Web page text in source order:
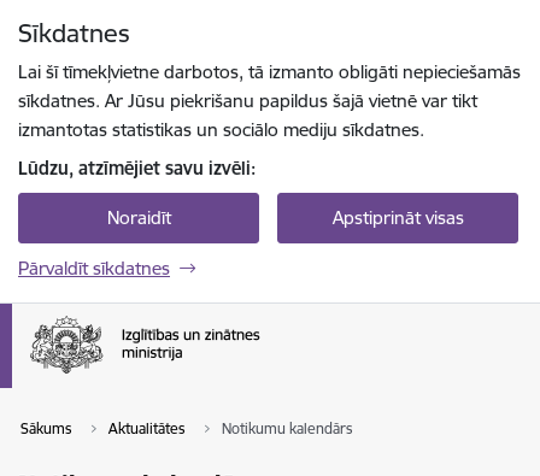
Sīkdatnes
Lai šī tīmekļvietne darbotos, tā izmanto obligāti nepieciešamās
sīkdatnes. Ar Jūsu piekrišanu papildus šajā vietnē var tikt
izmantotas statistikas un sociālo mediju sīkdatnes.
Lūdzu, atzīmējiet savu izvēli:
Noraidīt Apstiprināt visas
Pārvaldīt sīkdatnes
Sākums Aktualitātes Notikumu kalendārs